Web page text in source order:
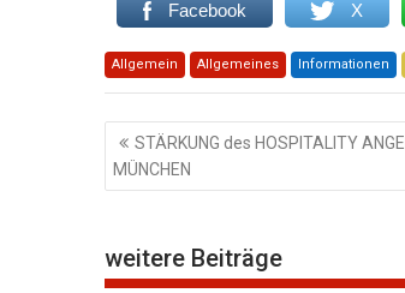
Facebook X
Allgemein Allgemeines Informationen
Beitragsnavigation
STÄRKUNG des HOSPITALITY
MÜNCHEN
weitere Beiträge